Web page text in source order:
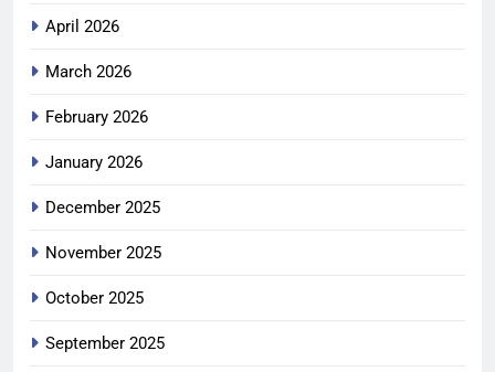
April 2026
March 2026
February 2026
January 2026
December 2025
November 2025
October 2025
September 2025